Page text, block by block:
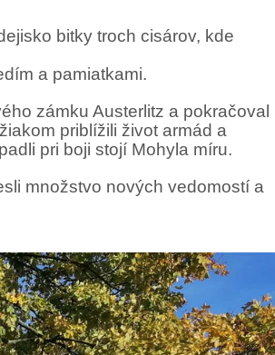
bitky troch cisárov, kde
a pamiatkami.
zámku Austerlitz a pokračoval
priblížili život armád a
pri boji stojí Mohyla míru.
množstvo nových vedomostí a